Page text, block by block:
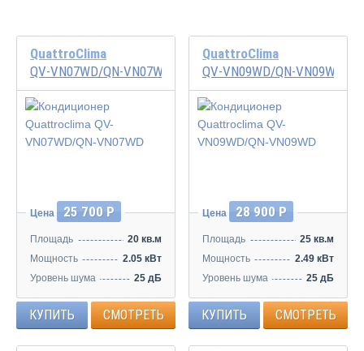
QuattroClima
QV-VN07WD/QN-VN07WD
Цена 25 700 Р
Площадь
20 кв.м
Мощность
2.05 кВт
Уровень шума
25 дБ
КУПИТЬ СМОТРЕТЬ
QuattroClima
QV-VN09WD/QN-VN09WD
Цена 28 900 Р
Площадь
25 кв.м
Мощность
2.49 кВт
Уровень шума
25 дБ
КУПИТЬ СМОТРЕТЬ